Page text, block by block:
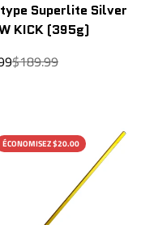
Superlite Silver
KICK (395g)
Prix
Prix
$189.99
ÉCONOMISEZ $20.00